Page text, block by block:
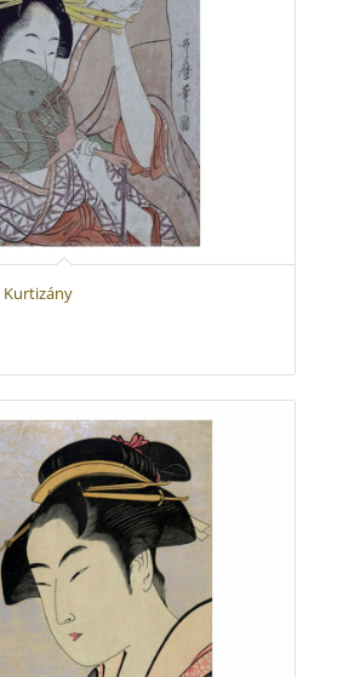
Kurtizány
Kč
Kč